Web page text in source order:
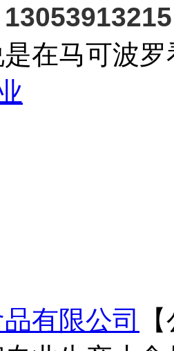
13053913215
在马可波
有限公司